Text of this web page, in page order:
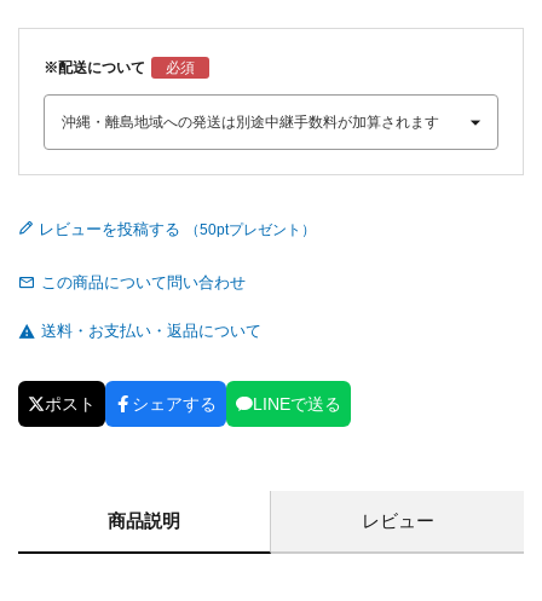
※配送について
レビューを投稿する
この商品について問い合わせ
送料・お支払い・返品について
ポスト シェアする LINEで送る
商品説明 レビュー